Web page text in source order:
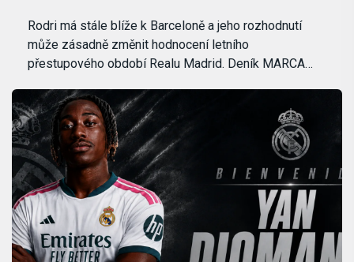
Rodri má stále blíže k Barceloně a jeho rozhodnutí
může zásadně změnit hodnocení letního
přestupového období Realu Madrid. Deník MARCA…